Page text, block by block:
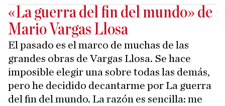
«La guerra del fin del mundo» de
Mario Vargas Llosa
El pasado es el marco de muchas de las
grandes obras de Vargas Llosa. Se hace
imposible elegir una sobre todas las demás,
pero he decidido decantarme por La guerra
del fin del mundo. La razón es sencilla: me